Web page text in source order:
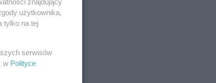
użytkownika,
tylko na tej
serwisów
w Polityce